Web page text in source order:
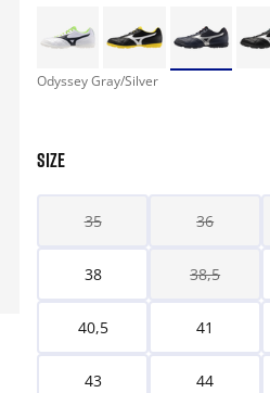
Odyssey Gray/Silver
SIZE
35 36
38 38,5
40,5 41
43 44